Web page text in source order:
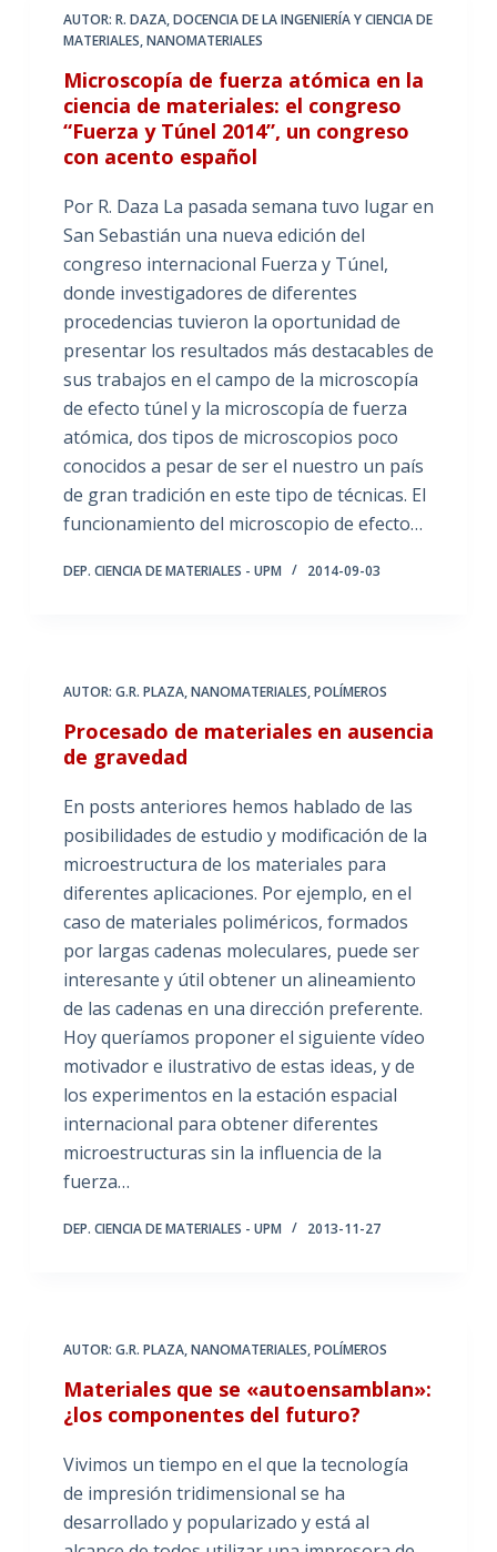
AUTOR: R. DAZA,DOCENCIA DE LA INGENIERÍA Y CIENCIA DE
MATERIALES,NANOMATERIALES
Microscopía de fuerza atómica en la
ciencia de materiales: el congreso
“Fuerza y Túnel 2014”, un congreso
con acento español
Por R. Daza La pasada semana tuvo lugar en
San Sebastián una nueva edición del
congreso internacional Fuerza y Túnel,
donde investigadores de diferentes
procedencias tuvieron la oportunidad de
presentar los resultados más destacables de
sus trabajos en el campo de la microscopía
de efecto túnel y la microscopía de fuerza
atómica, dos tipos de microscopios poco
conocidos a pesar de ser el nuestro un país
de gran tradición en este tipo de técnicas. El
funcionamiento del microscopio de efecto…
DEP. CIENCIA DE MATERIALES - UPM 2014-09-03
AUTOR: G.R. PLAZA,NANOMATERIALES,POLÍMEROS
Procesado de materiales en ausencia
de gravedad
En posts anteriores hemos hablado de las
posibilidades de estudio y modificación de la
microestructura de los materiales para
diferentes aplicaciones. Por ejemplo, en el
caso de materiales poliméricos, formados
por largas cadenas moleculares, puede ser
interesante y útil obtener un alineamiento
de las cadenas en una dirección preferente.
Hoy queríamos proponer el siguiente vídeo
motivador e ilustrativo de estas ideas, y de
los experimentos en la estación espacial
internacional para obtener diferentes
microestructuras sin la influencia de la
fuerza…
DEP. CIENCIA DE MATERIALES - UPM 2013-11-27
AUTOR: G.R. PLAZA,NANOMATERIALES,POLÍMEROS
Materiales que se «autoensamblan»:
¿los componentes del futuro?
Vivimos un tiempo en el que la tecnología
de impresión tridimensional se ha
desarrollado y popularizado y está al